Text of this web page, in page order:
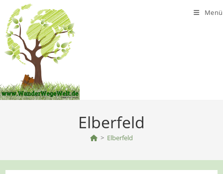
Inhalt
springen
Menü
Elberfeld
> Elberfeld